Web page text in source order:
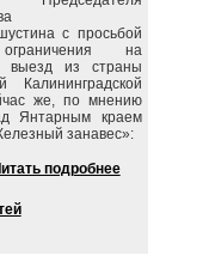
с просьбой
на
выезд из страны
Калининградской
же, по мнению
Янтарным краем
занавес»:
подробнее